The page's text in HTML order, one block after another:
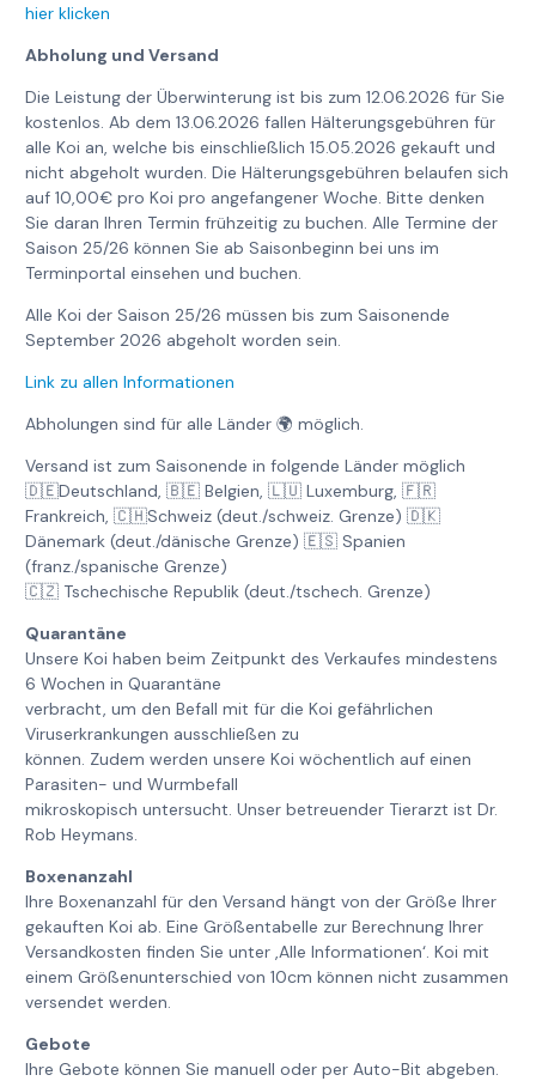
hier klicken
Abholung und Versand
Die Leistung der Überwinterung ist bis zum 12.06.2026 für Sie
kostenlos. Ab dem 13.06.2026 fallen Hälterungsgebühren für
alle Koi an, welche bis einschließlich 15.05.2026 gekauft und
nicht abgeholt wurden. Die Hälterungsgebühren belaufen sich
auf 10,00€ pro Koi pro angefangener Woche. Bitte denken
Sie daran Ihren Termin frühzeitig zu buchen. Alle Termine der
Saison 25/26 können Sie ab Saisonbeginn bei uns im
Terminportal einsehen und buchen.
Alle Koi der Saison 25/26 müssen bis zum Saisonende
September 2026 abgeholt worden sein.
Link zu allen Informationen
Abholungen sind für alle Länder 🌍 möglich.
Versand ist zum Saisonende in folgende Länder möglich
🇩🇪Deutschland, 🇧🇪 Belgien, 🇱🇺 Luxemburg, 🇫🇷
Frankreich, 🇨🇭Schweiz (deut./schweiz. Grenze) 🇩🇰
Dänemark (deut./dänische Grenze) 🇪🇸 Spanien
(franz./spanische Grenze)
🇨🇿 Tschechische Republik (deut./tschech. Grenze)
Quarantäne
Unsere Koi haben beim Zeitpunkt des Verkaufes mindestens
6 Wochen in Quarantäne
verbracht, um den Befall mit für die Koi gefährlichen
Viruserkrankungen ausschließen zu
können. Zudem werden unsere Koi wöchentlich auf einen
Parasiten- und Wurmbefall
mikroskopisch untersucht. Unser betreuender Tierarzt ist Dr.
Rob Heymans.
Boxenanzahl
Ihre Boxenanzahl für den Versand hängt von der Größe Ihrer
gekauften Koi ab. Eine Größentabelle zur Berechnung Ihrer
Versandkosten finden Sie unter ‚Alle Informationen‘. Koi mit
einem Größenunterschied von 10cm können nicht zusammen
versendet werden.
Gebote
Ihre Gebote können Sie manuell oder per Auto-Bit abgeben.